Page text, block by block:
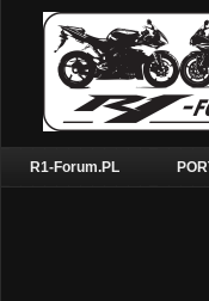
R1-Forum.PL